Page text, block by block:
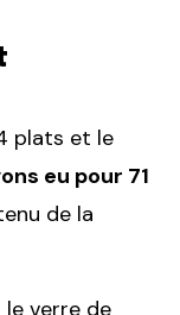
plats et le
eu pour 71
de la
verre de